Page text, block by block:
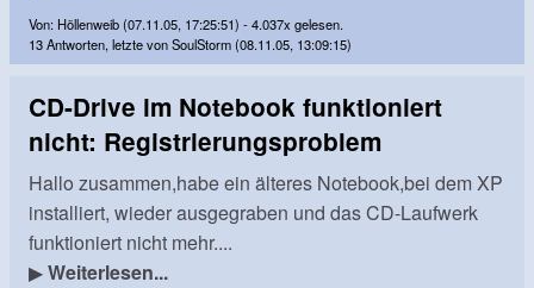
Von: Höllenweib (07.11.05, 17:25:51) - 4.037x gelesen.
13 Antworten, letzte von SoulStorm (08.11.05, 13:09:15)
CD-Drive im Notebook funktioniert
nicht: Registrierungsproblem
Hallo zusammen,habe ein älteres Notebook,bei dem XP
installiert, wieder ausgegraben und das CD-Laufwerk
funktioniert nicht mehr....
▶Weiterlesen...